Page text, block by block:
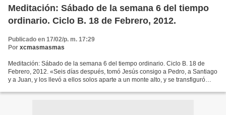
Meditación: Sábado de la semana 6 del tiempo
ordinario. Ciclo B. 18 de Febrero, 2012.
Publicado en 17/02/p. m. 17:29
Por xcmasmasmas
Meditación: Sábado de la semana 6 del tiempo ordinario. Ciclo B. 18 de
Febrero, 2012. «Seis días después, tomó Jesús consigo a Pedro, a Santiago
y a Juan, y los llevó a ellos solos aparte a un monte alto, y se transfiguró